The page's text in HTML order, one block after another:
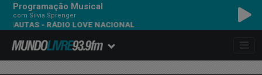
Programação Musical
com Silvia Sprenger
- RÁDIO LOVE NACIONAL